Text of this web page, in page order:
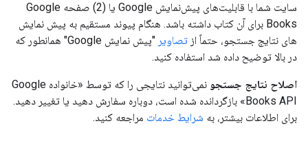
سایت شما با قابلیت‌های پیش‌نمایش Google یا (2) صفحه Google
Books برای آن کتاب داشته باشد. هنگام پیوند مستقیم به پیش نمایش
های نتایج جستجو، حتماً از تصاویر
"پیش نمایش Google" همانطور که
در بالا توضیح داده شد استفاده کنید.
اصلاح نتایج جستجو
نمی‌توانید نتایجی را که توسط «خانواده Google
Books API» بازگردانده شده است، دوباره سفارش دهید یا تغییر دهید.
برای اطلاعات بیشتر، به شرایط خدمات مراجعه کنید.